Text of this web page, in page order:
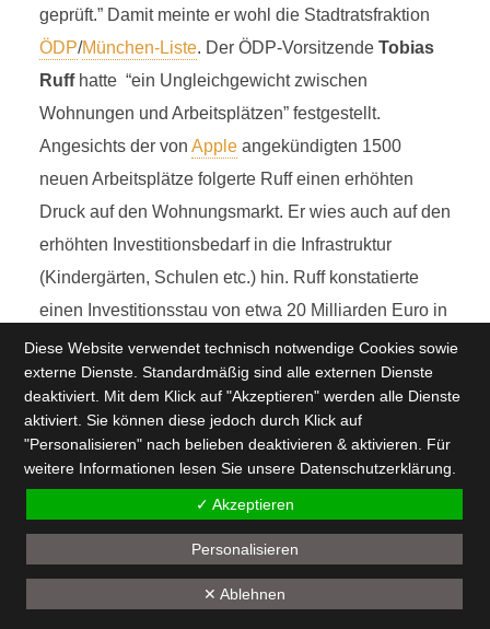
geprüft.” Damit meinte er wohl die Stadtratsfraktion
ÖDP/München-Liste. Der ÖDP-Vorsitzende Tobias
Ruffhatte “ein Ungleichgewicht zwischen
Wohnungen und Arbeitsplätzen” festgestellt.
Angesichts der von Appleangekündigten 1500
neuen Arbeitsplätze folgerte Ruff einen erhöhten
Druck auf den Wohnungsmarkt. Er wies auch auf den
erhöhten Investitionsbedarf in die Infrastruktur
(Kindergärten, Schulen etc.) hin. Ruff konstatierte
einen Investitionsstau von etwa 20 Milliarden Euro in
München, der nach seiner Prognose in rund 25
Jahren aufgeholt werden könne. Ruff stellte auch ein
Aussterben der Münchner Innenstadt fest: “Es leben
kaum noch Leute dort. Man hat nur noch
Zahnarztpraxen, Anwaltskanzleien und
Bürokomplexe. Wir würden uns eine Durchmischung
wünschen.”OB Dieter Reiter(SPD) äußerte, er habe
appelliert, sich der Verantwortung des
Diese Website verwendet technisch notwendige Cookies sowie
externe Dienste. Standardmäßig sind alle externen Dienste
deaktiviert. Mit dem Klick auf "Akzeptieren" werden alle Dienste
aktiviert. Sie können diese jedoch durch Klick auf
"Personalisieren" nach belieben deaktivieren & aktivieren. Für
weitere Informationen lesen Sie unsere Datenschutzerklärung.
✓ Akzeptieren
Personalisieren
✕ Ablehnen